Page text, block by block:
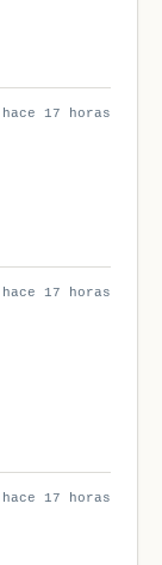
hace 17 horas
hace 17 horas
hace 17 horas